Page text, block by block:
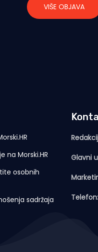
VIŠE OBJAVA
na Morski.HR
osobnih
sadržaja
Glavni
Telefon: